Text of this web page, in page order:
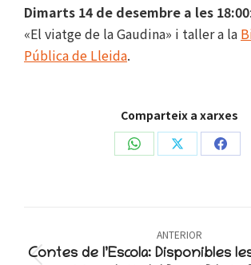
Dimarts 14 de desembre a les 18:00
«El viatge de la Gaudina» i taller a la
Pública de Lleida.
Comparteix a xarxes
Share Share Share
navigation
ANTERIOR
Contes de l’Escola: Disponibles